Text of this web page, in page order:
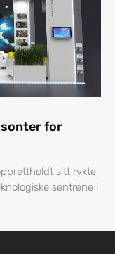
for
sitt rykte
sentrene i